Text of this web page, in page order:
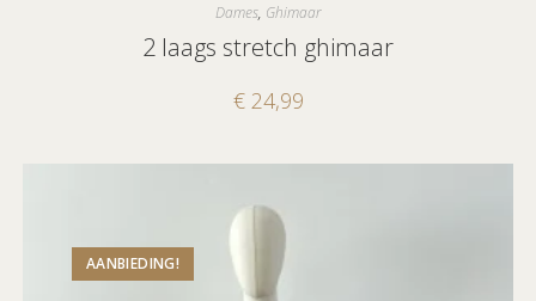
Dames, Ghimaar
2 laags stretch ghimaar
€24,99
AANBIEDING!